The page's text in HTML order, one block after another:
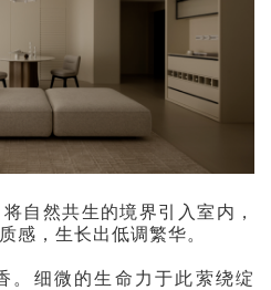
自然共生的境界引入室内，
感，生长出低调繁华。
。细微的生命力于此萦绕绽